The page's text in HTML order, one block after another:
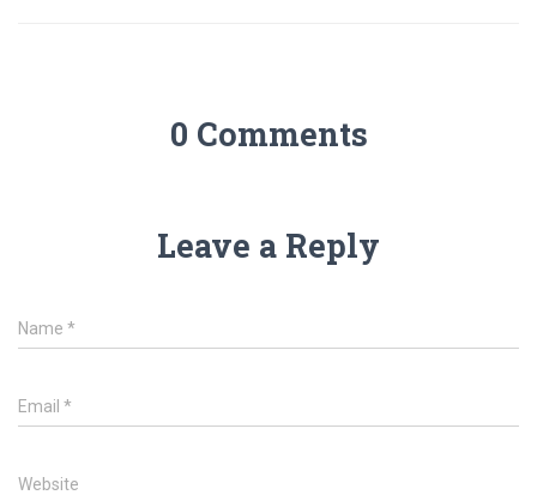
0 Comments
Leave a Reply
Name *
Email *
Website